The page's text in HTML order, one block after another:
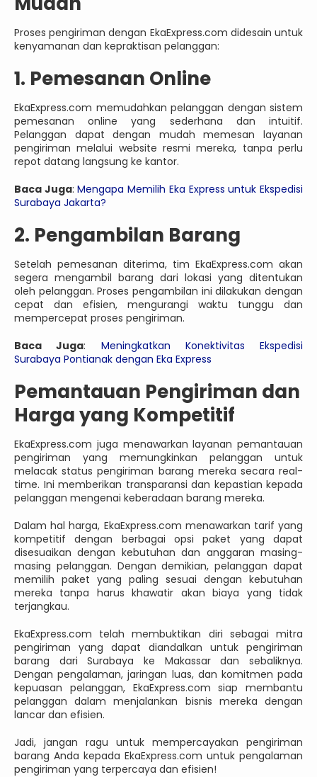
Proses pengiriman dengan EkaExpress.com didesain untuk
kenyamanan dan kepraktisan pelanggan:
1. Pemesanan Online
EkaExpress.com memudahkan pelanggan dengan sistem
pemesanan online yang sederhana dan intuitif.
Pelanggan dapat dengan mudah memesan layanan
pengiriman melalui website resmi mereka, tanpa perlu
repot datang langsung ke kantor.
Baca Juga:Mengapa Memilih Eka Express untuk Ekspedisi
Surabaya Jakarta?
2. Pengambilan Barang
Setelah pemesanan diterima, tim EkaExpress.com akan
segera mengambil barang dari lokasi yang ditentukan
oleh pelanggan. Proses pengambilan ini dilakukan dengan
cepat dan efisien, mengurangi waktu tunggu dan
mempercepat proses pengiriman.
Baca Juga: Meningkatkan Konektivitas Ekspedisi
Surabaya Pontianak dengan Eka Express
Pemantauan Pengiriman dan
Harga yang Kompetitif
EkaExpress.com juga menawarkan layanan pemantauan
pengiriman yang memungkinkan pelanggan untuk
melacak status pengiriman barang mereka secara real-
time. Ini memberikan transparansi dan kepastian kepada
pelanggan mengenai keberadaan barang mereka.
Dalam hal harga, EkaExpress.com menawarkan tarif yang
kompetitif dengan berbagai opsi paket yang dapat
disesuaikan dengan kebutuhan dan anggaran masing-
masing pelanggan. Dengan demikian, pelanggan dapat
memilih paket yang paling sesuai dengan kebutuhan
mereka tanpa harus khawatir akan biaya yang tidak
terjangkau.
EkaExpress.com telah membuktikan diri sebagai mitra
pengiriman yang dapat diandalkan untuk pengiriman
barang dari Surabaya ke Makassar dan sebaliknya.
Dengan pengalaman, jaringan luas, dan komitmen pada
kepuasan pelanggan, EkaExpress.com siap membantu
pelanggan dalam menjalankan bisnis mereka dengan
lancar dan efisien.
Jadi, jangan ragu untuk mempercayakan pengiriman
barang Anda kepada EkaExpress.com untuk pengalaman
pengiriman yang terpercaya dan efisien!